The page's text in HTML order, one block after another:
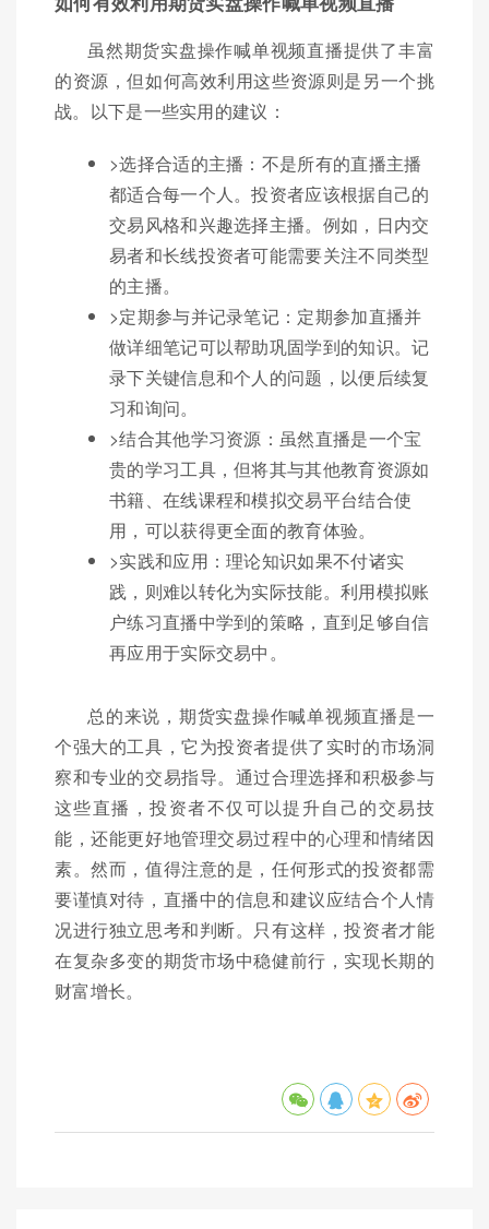
虽然期货实盘操作喊单视频直播提供了丰富
的资源，但如何高效利用这些资源则是另一个挑
战。以下是一些实用的建议：
>选择合适的主播：不是所有的直播主播
都适合每一个人。投资者应该根据自己的
交易风格和兴趣选择主播。例如，日内交
易者和长线投资者可能需要关注不同类型
的主播。
>定期参与并记录笔记：定期参加直播并
做详细笔记可以帮助巩固学到的知识。记
录下关键信息和个人的问题，以便后续复
习和询问。
>结合其他学习资源：虽然直播是一个宝
贵的学习工具，但将其与其他教育资源如
书籍、在线课程和模拟交易平台结合使
用，可以获得更全面的教育体验。
>实践和应用：理论知识如果不付诸实
践，则难以转化为实际技能。利用模拟账
户练习直播中学到的策略，直到足够自信
再应用于实际交易中。
总的来说，期货实盘操作喊单视频直播是一
个强大的工具，它为投资者提供了实时的市场洞
察和专业的交易指导。通过合理选择和积极参与
这些直播，投资者不仅可以提升自己的交易技
能，还能更好地管理交易过程中的心理和情绪因
素。然而，值得注意的是，任何形式的投资都需
要谨慎对待，直播中的信息和建议应结合个人情
况进行独立思考和判断。只有这样，投资者才能
在复杂多变的期货市场中稳健前行，实现长期的
财富增长。